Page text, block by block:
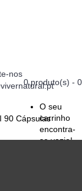
nos
0 produto(s) -
O seu
carrinho
encontra-
se vazio!
90 Cápsulas